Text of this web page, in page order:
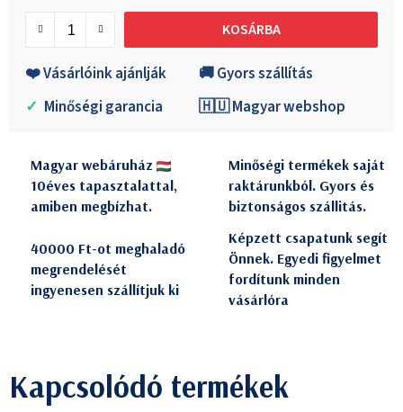
KOSÁRBA
❤️ Vásárlóink ajánlják
🚚 Gyors szállítás
✓ Minőségi garancia 🇭🇺 Magyar webshop
Magyar webáruház
10éves tapasztalattal,
amiben megbízhat.
Minőségi termékek saját
raktárunkból. Gyors és
biztonságos szállitás.
40000 Ft-ot meghaladó
megrendelését
ingyenesen szállítjuk ki
Képzett csapatunk segít
Önnek. Egyedi figyelmet
fordítunk minden
vásárlóra
Kapcsolódó termékek